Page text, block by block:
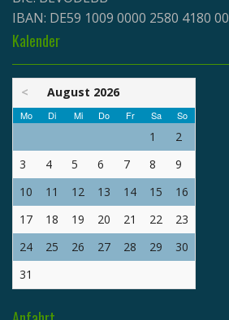
IBAN: DE59 1009 0000 2580 4180 00
Kalender
< August 2026
Mo Di Mi Do Fr Sa So
1
2
3
4 5 6 7 8
9
10
11 12 13 14 15
16
17
18 19 20 21 22
23
24
25 26 27 28 29
30
31